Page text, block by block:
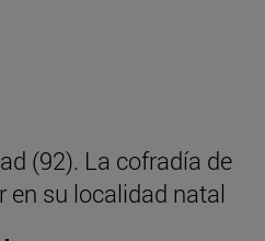
(92). La cofradía de
en su localidad natal